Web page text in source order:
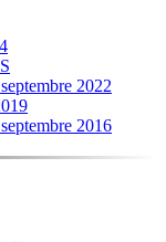
2022
2016